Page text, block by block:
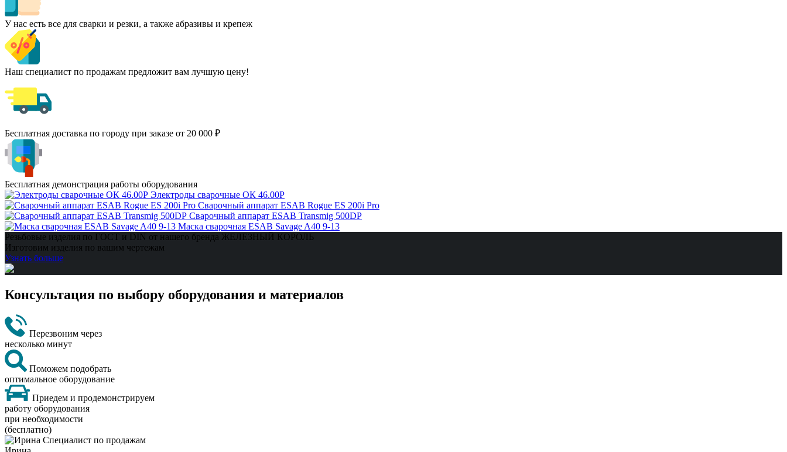
У нас есть все для сварки и резки, а также абразивы и крепеж
Наш специалист по продажам предложит вам лучшую цену!
Бесплатная доставка по городу при заказе от 20 000 ₽
Бесплатная демонстрация работы оборудования
Электроды сварочные ОК 46.00Р
Сварочный аппарат ESAB Rogue ES 200i Pro
Сварочный аппарат ESAB Transmig 500DP
Маска сварочная ESAB Savage A40 9-13
Резьбовые изделия по ГОСТ и DIN от нашего бренда ЖЕЛЕЗНЫЙ КОРОЛЬ
Изготовим изделия по вашим чертежам
Узнать больше
Консультация по выбору оборудования и материалов
Перезвоним через
несколько минут
Поможем подобрать
оптимальное оборудование
Приедем и продемонстрируем
работу оборудования
при необходимости
(бесплатно)